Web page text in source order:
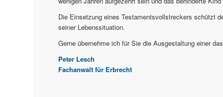
Die Einsetzung eines Testamentsvollstreckers schützt
seiner Lebenssituation.
Gerne übernehme ich für Sie die Ausgestaltung einer
Peter Lesch
Fachanwalt für Erbrecht